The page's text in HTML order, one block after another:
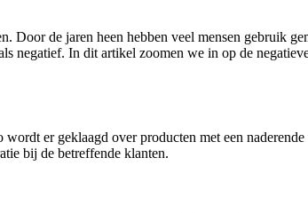
Door de jaren heen hebben veel mensen gebruik
negatief. In dit artikel zoomen we in op de
er geklaagd over producten met een
bij de betreffende klanten.